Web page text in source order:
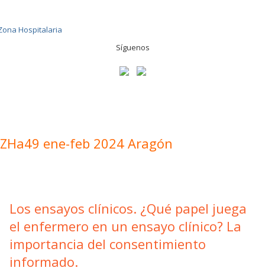
Síguenos
ZHa49 ene-feb 2024 Aragón
Los ensayos clínicos. ¿Qué papel juega
el enfermero en un ensayo clínico? La
importancia del consentimiento
informado.